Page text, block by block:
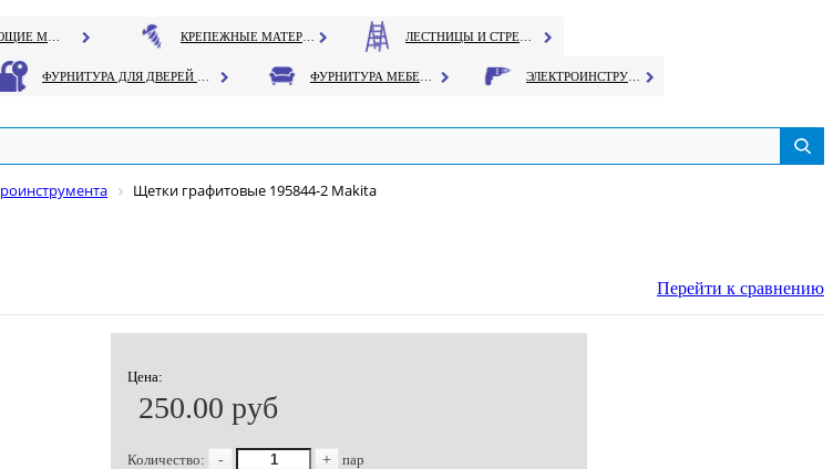
Щетки графитовые 195844-2 Makita
Перейти к сравнению
Цена:
250.00 руб
Количество: - +
пар